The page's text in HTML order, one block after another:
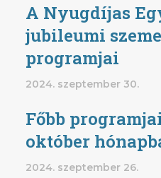
A Nyugdíjas
jubileumi
programjai
2024. szeptember 30.
Főbb
október
2024. szeptember 26.